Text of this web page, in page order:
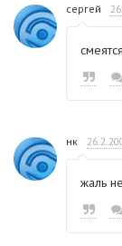
сергей
нк
жаль